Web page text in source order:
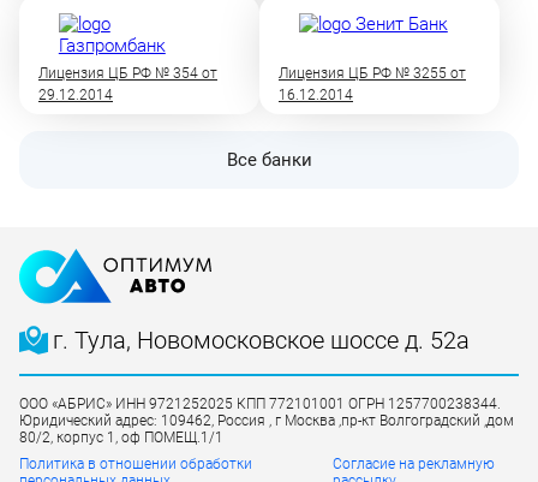
Лицензия ЦБ РФ № 354 от
29.12.2014
Лицензия ЦБ РФ № 3255 от
16.12.2014
Все банки
г. Тула, Новомосковское шоссе д. 52а
ООО «АБРИС» ИНН 9721252025 КПП 772101001 ОГРН 1257700238344.
Юридический адрес: 109462, Россия , г Москва ,пр-кт Волгоградский ,дом
80/2, корпус 1, оф ПОМЕЩ.1/1
Политика в отношении обработки
Согласие на рекламную